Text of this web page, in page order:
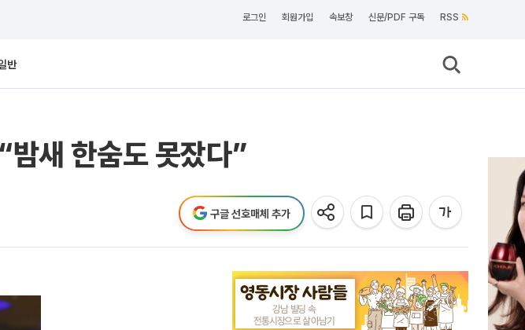
로그인 회원가입 속보창 신문/PDF 구독 RSS
반
밤새 한숨도 못잤다”
구글 선호매체 추가